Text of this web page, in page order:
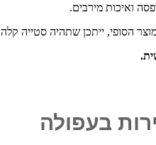
ואיכות מירבים.
הסופי, ייתכן שתהיה סטייה
בעפולה